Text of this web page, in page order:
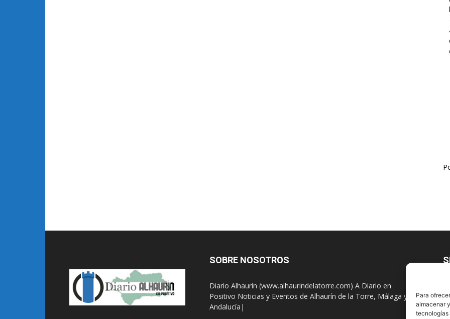
Para
almacenar
tecnologías
SOBRE NOSOTROS
Diario Alhaurín (www.alhaurindelatorre.com) A Diario en
Positivo Noticias y Eventos de Alhaurín de la Torre, Málaga y
Andalucía|